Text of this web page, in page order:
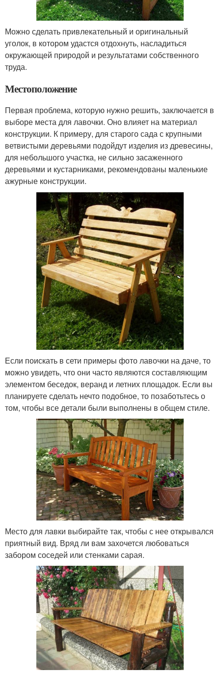
Можно сделать привлекательный и оригинальный
уголок, в котором удастся отдохнуть, насладиться
окружающей природой и результатами собственного
труда.
Местоположение
Первая проблема, которую нужно решить, заключается в
выборе места для лавочки. Оно влияет на материал
конструкции. К примеру, для старого сада с крупными
ветвистыми деревьями подойдут изделия из древесины,
для небольшого участка, не сильно засаженного
деревьями и кустарниками, рекомендованы маленькие
ажурные конструкции.
Если поискать в сети примеры фото лавочки на даче, то
можно увидеть, что они часто являются составляющим
элементом беседок, веранд и летних площадок. Если вы
планируете сделать нечто подобное, то позаботьтесь о
том, чтобы все детали были выполнены в общем стиле.
Место для лавки выбирайте так, чтобы с нее открывался
приятный вид. Вряд ли вам захочется любоваться
забором соседей или стенками сарая.